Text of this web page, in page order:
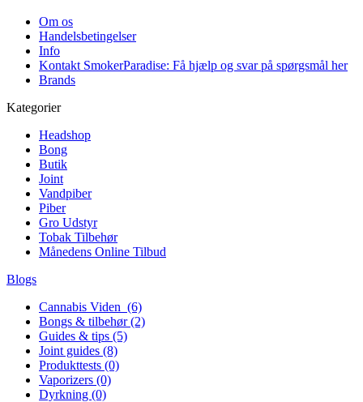
Om os
Handelsbetingelser
Info
Kontakt SmokerParadise: Få hjælp og svar på spørgsmål her
Brands
Kategorier
Headshop
Bong
Butik
Joint
Vandpiber
Piber
Gro Udstyr
Tobak Tilbehør
Månedens Online Tilbud
Blogs
Cannabis Viden (6)
Bongs & tilbehør (2)
Guides & tips (5)
Joint guides (8)
Produkttests (0)
Vaporizers (0)
Dyrkning (0)